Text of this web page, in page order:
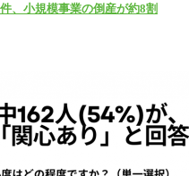
、小規模事業の倒産が約8割